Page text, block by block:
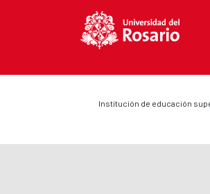
Institución de educación